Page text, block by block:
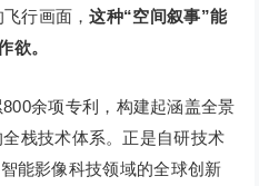
飞行画面，这种“空间叙事”能
欲。
余项专利，构建起涵盖全景
栈技术体系。正是自研技术
能影像科技领域的全球创新